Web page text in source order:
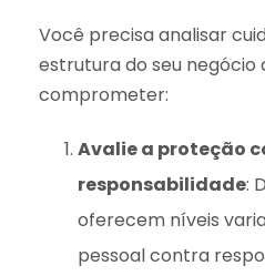
Você precisa analisar
estrutura do seu negócio
comprometer:
Avalie a proteção
responsabilidade:
oferecem níveis
pessoal contra